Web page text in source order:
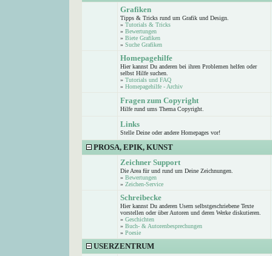
Grafiken
Tipps & Tricks rund um Grafik und Design.
» Tutorials & Tricks
» Bewertungen
» Biete Grafiken
» Suche Grafiken
Homepagehilfe
Hier kannst Du anderen bei ihren Problemen helfen oder
selbst Hilfe suchen.
» Tutorials und FAQ
» Homepagehilfe - Archiv
Fragen zum Copyright
Hilfe rund ums Thema Copyright.
Links
Stelle Deine oder andere Homepages vor!
PROSA, EPIK, KUNST
Zeichner Support
Die Area für und rund um Deine Zeichnungen.
» Bewertungen
» Zeichen-Service
Schreibecke
Hier kannst Du anderen Usern selbstgeschriebene Texte
vorstellen oder über Autoren und deren Werke diskutieren.
» Geschichten
» Buch- & Autorenbesprechungen
» Poesie
USERZENTRUM